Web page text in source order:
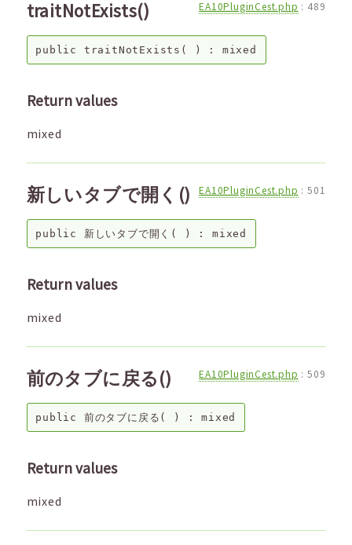
traitNotExists() EA10PluginCest.php : 489
public traitNotExists ( ) : mixed
Return values
mixed
新しいタブで開く() EA10PluginCest.php : 501
public 新しいタブで開く ( ) :mixed
Return values
mixed
前のタブに戻る() EA10PluginCest.php : 509
public 前のタブに戻る ( ) :mixed
Return values
mixed